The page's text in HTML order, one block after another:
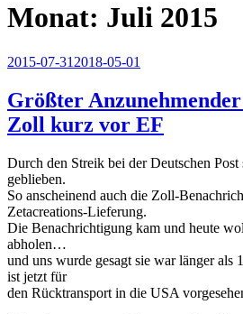
Monat: Juli 2015
Veröffentlicht
2015-07-31 2018-05-01
Größter
Zoll kurz vor EF
Durch den Streik bei der Deutschen
geblieben.
So anscheinend auch die Zoll-
Zetacreations-Lieferung.
Die Benachrichtigung kam und heute
abholen…
und uns wurde gesagt sie war länger als
ist jetzt für
den Rücktransport in die USA